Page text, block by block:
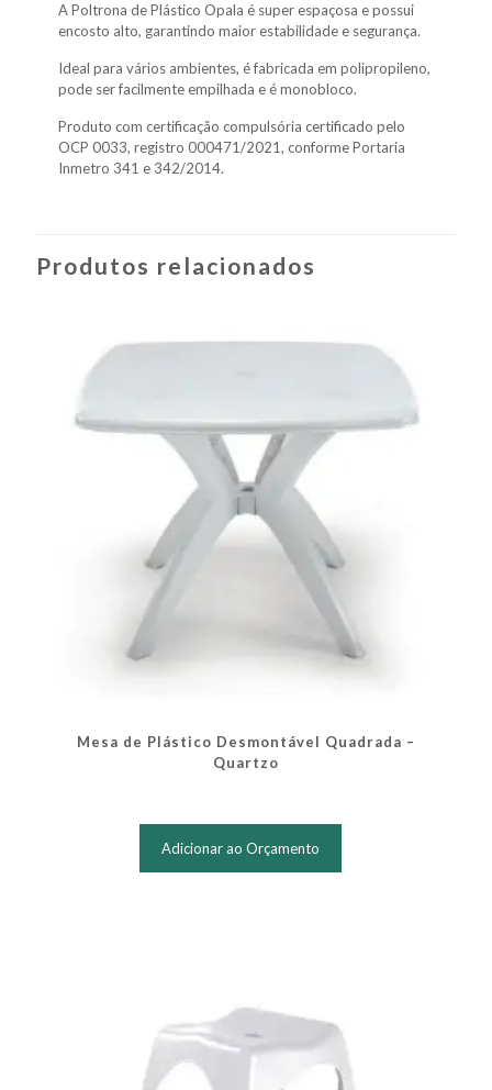
A Poltrona de Plástico Opala é super espaçosa e possui
encosto alto, garantindo maior estabilidade e segurança.
Ideal para vários ambientes, é fabricada em polipropileno,
pode ser facilmente empilhada e é monobloco.
Produto com certificação compulsória certificado pelo
OCP 0033, registro 000471/2021, conforme Portaria
Inmetro 341 e 342/2014.
Produtos relacionados
Mesa de Plástico Desmontável Quadrada –
Quartzo
Adicionar ao Orçamento